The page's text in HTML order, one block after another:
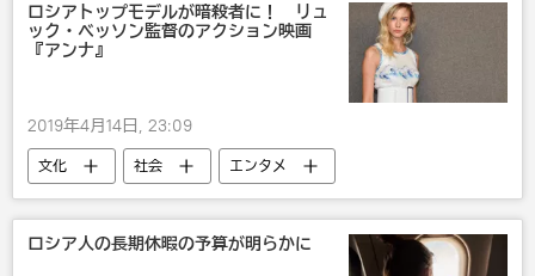
ロシアトップモデルが暗殺者に！ リュ
ック・ベッソン監督のアクション映画
『アンナ』
2019年4月14日, 23:09
文化 社会
エンタメ
ロシア
国際
映画
ファッション
モデル
ロシア人の長期休暇の予算が明らかに